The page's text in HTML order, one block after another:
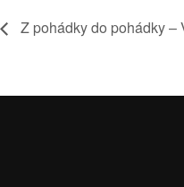
Z pohádky do pohádky –